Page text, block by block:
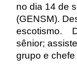
no dia 14 de
(GENSM).
escotismo.
sênior;
grupo e